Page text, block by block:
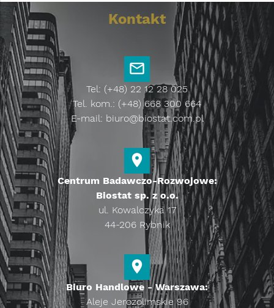
Kontakt
Tel: (+48) 22 12 28 025
Tel. kom.: (+48) 668 300 664
E-mail: biuro@biostat.com.pl
Centrum Badawczo-Rozwojowe:
Biostat sp. z o.o.
ul. Kowalczyka 17
44-206 Rybnik
Biuro Handlowe - Warszawa:
Aleje Jerozolimskie 96